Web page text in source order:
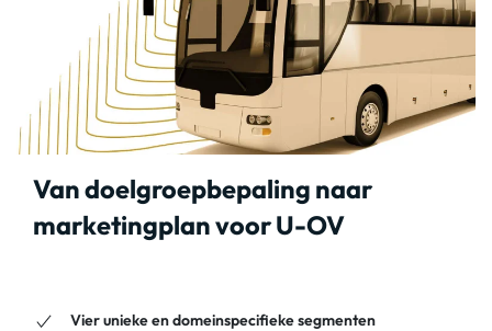
Van doelgroepbepaling naar
marketingplan voor U-OV
Vier unieke en domeinspecifieke segmenten